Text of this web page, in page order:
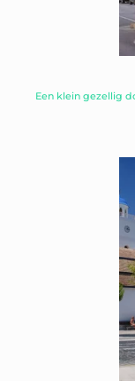
Een klein gezellig